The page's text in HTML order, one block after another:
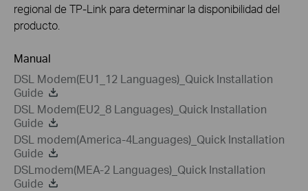
regional de TP-Link para determinar la disponibilidad del
producto.
Manual
DSL Modem(EU1_12 Languages)_Quick Installation
Guide
DSL Modem(EU2_8 Languages)_Quick Installation
Guide
DSL modem(America-4Languages)_Quick Installation
Guide
DSLmodem(MEA-2 Languages)_Quick Installation
Guide